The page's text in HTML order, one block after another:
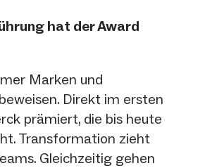
hat der Award
Marken und
Direkt im ersten
prämiert, die bis heute
Transformation zieht
Gleichzeitig gehen